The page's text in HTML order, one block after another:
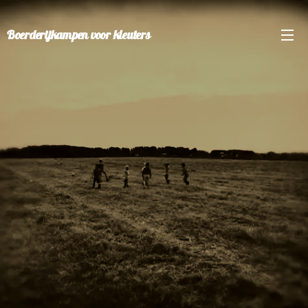
Boerderijkampen voor kleuters
AUGUSTUS
2023